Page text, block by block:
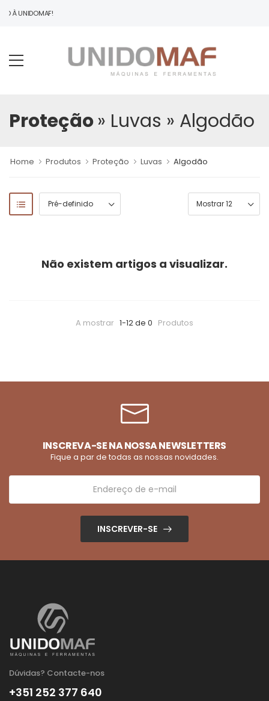
À UNIDOMAF!
Proteção» Luvas » Algodão
Home Produtos Proteção Luvas Algodão
Não existem artigos a visualizar.
A mostrar 1-12 de 0 Produtos
INSCREVA-SE NA NOSSA NEWSLETTERS
Fique a par de todas as nossas novidades.
INSCREVER-SE
Dúvidas? Contacte-nos
+351 252 377 640